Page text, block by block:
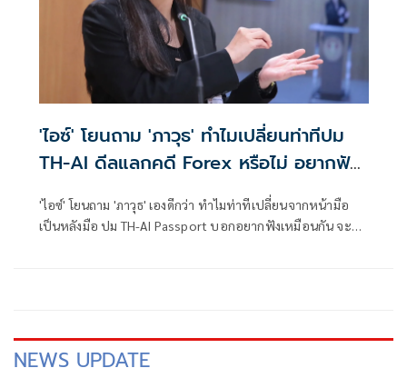
'ไอซ์' โยนถาม 'ภาวุธ' ทำไมเปลี่ยนท่าทีปม
TH-AI ดีลแลกคดี Forex หรือไม่ อยากฟัง
'ไอซ์' โยนถาม 'ภาวุธ' เองดีกว่า ทำไมท่าทีเปลี่ยนจากหน้ามือ
เป็นหลังมือ ปม TH-AI Passport บอกอยากฟังเหมือนกัน จะ
NEWS UPDATE